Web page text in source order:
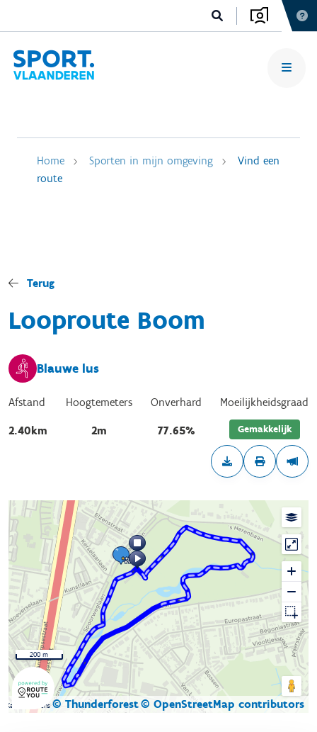
Home Sporten in mijn omgeving
Vind een
route
Terug
Looproute Boom
Blauwe lus
Afstand
2.40km
Hoogtemeters
2m
Onverhard
77.65%
Moeilijkheidsgraad
Gemakkelijk
Kaartgegevens© Thunderforest© OpenStreetMap contributors
200 m